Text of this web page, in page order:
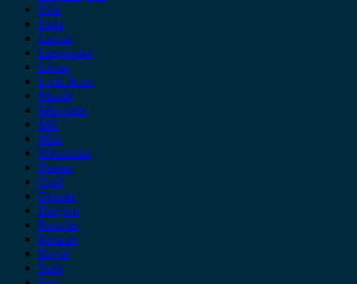
KIA
Lada
Lancia
Leapmotor
Lexus
Lynk & co
Mazda
Mercedes
MG
Mini
Mitsubishi
Nissan
Opel
Omoda
Peugeot
Porsche
Renault
Rover
Saab